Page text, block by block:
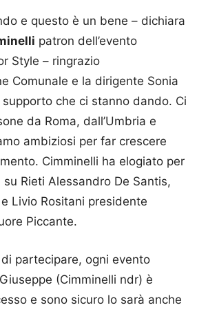
e questo è un bene – dichiara
patron dell’evento
Style – ringrazio
Comunale e la dirigente Sonia
che ci stanno dando. Ci
da Roma, dall’Umbria e
ambiziosi per far crescere
Cimminelli ha elogiato per
Rieti Alessandro De Santis,
Livio Rositani presidente
Piccante.
partecipare, ogni evento
(Cimminelli ndr) è
e sono sicuro lo sarà anche